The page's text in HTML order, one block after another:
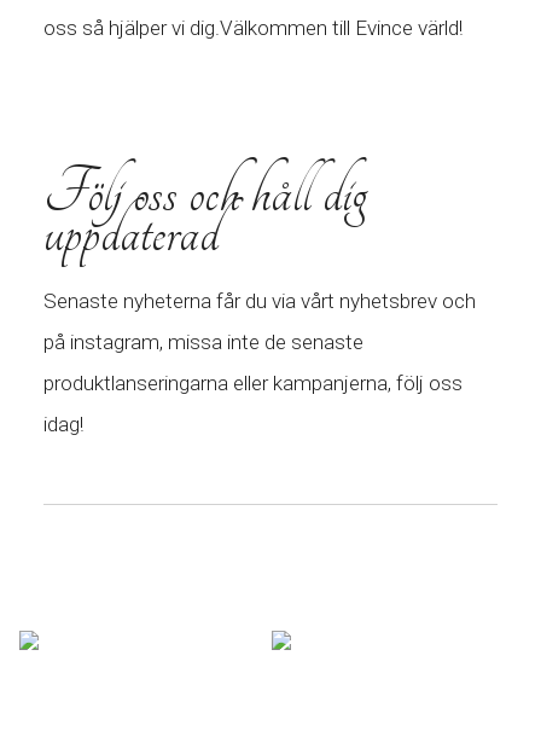
oss så hjälper vi dig.Välkommen till Evince värld!
Följ oss och håll dig
uppdaterad
Senaste nyheterna får du via vårt nyhetsbrev och
på instagram, missa inte de senaste
produktlanseringarna eller kampanjerna, följ oss
idag!